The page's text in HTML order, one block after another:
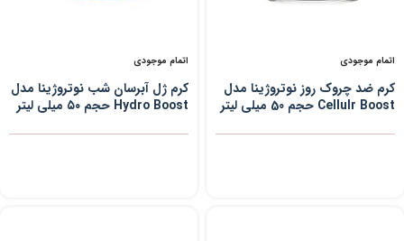
اتمام موجودی
کرم ضد چروک روز نوتروژینا مدل
Cellulr Boost حجم 50 میلی لیتر
اتمام موجودی
کرم ژل آبرسان شب نوتروژینا مدل
Hydro Boost حجم ۵۰ میلی لیتر